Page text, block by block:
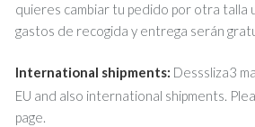
quieres cambiar tu pedido por otra talla
gastos de recogida y entrega serán
International shipments: Desssliza3
EU and also international shipments.
page.